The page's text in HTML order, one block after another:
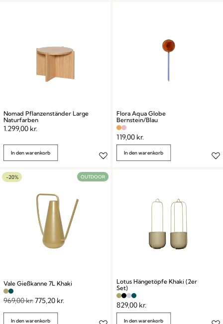
Nomad Pflanzenständer Large
Naturfarben
1.299,00 kr.
In den warenkorb
Flora Aqua Globe
Bernstein/Blau
119,00 kr.
In den warenkorb
-20% OUTDOOR
Vale Gießkanne 7L Khaki
969,00kr.775,20 kr.
In den warenkorb
Lotus Hängetöpfe Khaki (2er
Set)
829,00 kr.
In den warenkorb